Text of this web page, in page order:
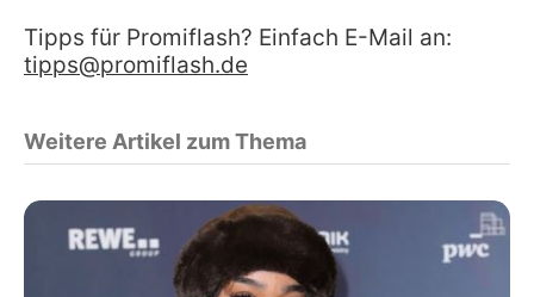
Tipps für Promiflash? Einfach E-Mail an:
tipps@promiflash.de
Weitere Artikel zum Thema